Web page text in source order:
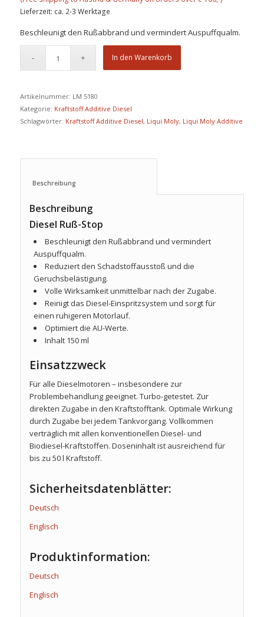
Lieferzeit: ca. 2-3 Werktage
Beschleunigt den Rußabbrand und vermindert Auspuffqualm.
In den Warenkorb
Artikelnummer: LM 5180
Kategorie: Kraftstoff Additive Diesel
Schlagwörter: Kraftstoff Additive Diesel, Liqui Moly, Liqui Moly Additive
Beschreibung
Diesel Ruß-Stop
Beschleunigt den Rußabbrand und vermindert
Auspuffqualm.
Reduziert den Schadstoffausstoß und die
Geruchsbelästigung.
Volle Wirksamkeit unmittelbar nach der Zugabe.
Reinigt das Diesel-Einspritzsystem und sorgt für
einen ruhigeren Motorlauf.
Optimiert die AU-Werte.
Inhalt 150 ml
Einsatzzweck
Für alle Dieselmotoren – insbesondere zur
Problembehandlung geeignet. Turbo-getestet. Zur
direkten Zugabe in den Kraftstofftank. Optimale Wirkung
durch Zugabe bei jedem Tankvorgang. Vollkommen
verträglich mit allen konventionellen Diesel- und
Biodiesel-Kraftstoffen. Doseninhalt ist ausreichend für
bis zu 50 l Kraftstoff.
Sicherheitsdatenblätter:
Deutsch
Englisch
Produktinformation:
Deutsch
Englisch